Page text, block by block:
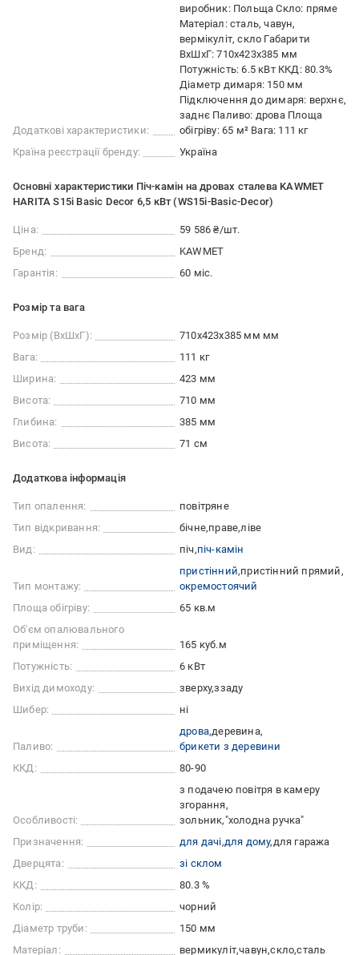
Додаткові характеристики:
виробник: Польща Скло: пряме
Матеріал: сталь, чавун,
вермікуліт, скло Габарити
ВxШxГ: 710х423х385 мм
Потужність: 6.5 кВт ККД: 80.3%
Діаметр димаря: 150 мм
Підключення до димаря: верхнє,
заднє Паливо: дрова Площа
обігріву: 65 м² Вага: 111 кг
Країна реєстрації бренду:
Україна
Основні характеристики Піч-камін на дровах сталева KAWMET
HARITA S15i Basic Decor 6,5 кВт (WS15i-Basic-Decor)
Ціна:
59 586 ₴/шт.
Бренд:
KAWMET
Гарантія:
60 міс.
Розмір та вага
Розмір (ВхШхГ):
710х423х385 мм мм
Вага:
111 кг
Ширина:
423 мм
Висота:
710 мм
Глибина:
385 мм
Висота:
71 см
Додаткова інформація
Тип опалення:
повітряне
Тип відкривання:
бічне праве ліве
Вид:
піч піч-камін
Тип монтажу:
пристінний пристінний прямий
окремостоячий
Площа обігріву:
65 кв.м
Об'єм опалювального
приміщення:
165 куб.м
Потужність:
6 кВт
Вихід димоходу:
зверху ззаду
Шибер:
ні
Паливо:
дрова деревина
брикети з деревини
ККД:
80-90
Особливості:
з подачею повітря в камеру
згорання
зольник "холодна ручка"
Призначення:
для дачі для дому для гаража
Дверцята:
зі склом
ККД:
80.3 %
Колір:
чорний
Діаметр труби:
150 мм
Матеріал:
вермикуліт чавун скло сталь